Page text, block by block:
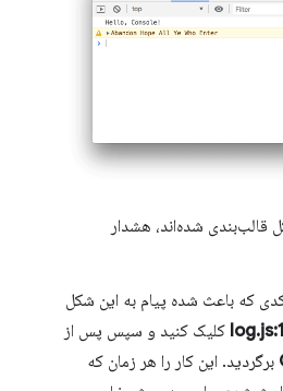
قالب‌بندی شده‌اند، هشدار
که باعث شده پیام به این شکل
کلیک کنید و سپس پس از
برگردید. این کار را هر زمان که